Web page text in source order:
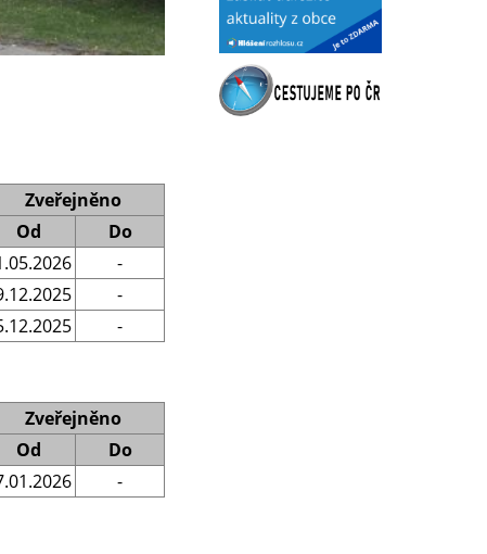
Zveřejněno
Od
Do
-
-
-
Zveřejněno
Od
Do
-